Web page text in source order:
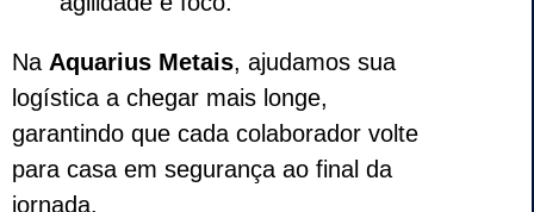
Na Aquarius Metais, ajudamos sua
logística a chegar mais longe,
garantindo que cada colaborador volte
para casa em segurança ao final da
jornada.